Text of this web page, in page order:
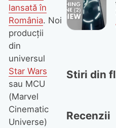
lansată în
România. Noi
producții
din
universul
Star Wars
sau MCU
(Marvel
Cinematic
Universe)
Stiri din
Recenzii